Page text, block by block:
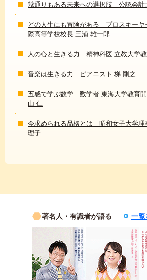
幾通りもある未来への選択肢 公認会計
どの人生にも冒険がある プロスキーヤ
際高等学校校長 三浦 雄一郎
人の心と生きる力 精神科医 立教大学
音楽は生きる力 ピアニスト 梯 剛之
五感で学ぶ数学 数学者 東海大学教育
山 仁
今求められる品格とは 昭和女子大学理
理子
著名人・有識者が語る 一覧